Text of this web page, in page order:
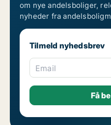
om nye andelsboliger,
nyheder fra
Tilmeld nyhedsbrev
Email